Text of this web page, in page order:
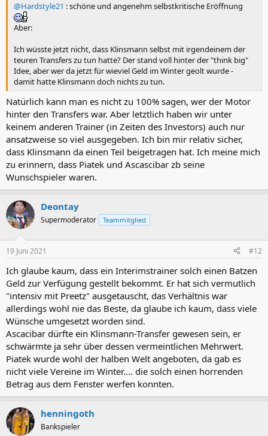
@Hardstyle21 : schöne und angenehm selbstkritische Eröffnung
Aber:
Ich wüsste jetzt nicht, dass Klinsmann selbst mit irgendeinem der
teuren Transfers zu tun hatte? Der stand voll hinter der "think big"
Idee, aber wer da jetzt für wieviel Geld im Winter geolt wurde -
damit hatte Klinsmann doch nichts zu tun.
Natürlich kann man es nicht zu 100% sagen, wer der Motor
hinter den Transfers war. Aber letztlich haben wir unter
keinem anderen Trainer (in Zeiten des Investors) auch nur
ansatzweise so viel ausgegeben. Ich bin mir relativ sicher,
dass Klinsmann da einen Teil beigetragen hat. Ich meine mich
zu erinnern, dass Piatek und Ascascibar zb seine
Wunschspieler waren.
Deontay
Supermoderator Teammitglied
19 Juni 2021 #12
Ich glaube kaum, dass ein Interimstrainer solch einen Batzen
Geld zur Verfügung gestellt bekommt. Er hat sich vermutlich
"intensiv mit Preetz" ausgetauscht, das Verhältnis war
allerdings wohl nie das Beste, da glaube ich kaum, dass viele
Wünsche umgesetzt worden sind.
Ascacibar dürfte ein Klinsmann-Transfer gewesen sein, er
schwärmte ja sehr über dessen vermeintlichen Mehrwert.
Piatek wurde wohl der halben Welt angeboten, da gab es
nicht viele Vereine im Winter.... die solch einen horrenden
Betrag aus dem Fenster werfen konnten.
henningoth
Bankspieler